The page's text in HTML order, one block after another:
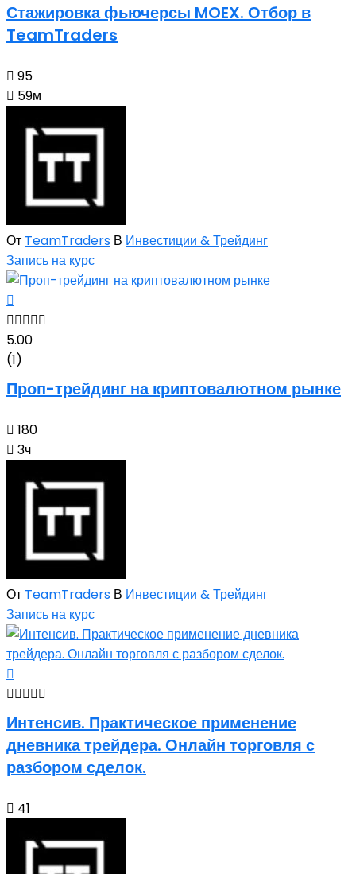
Стажировка фьючерсы MOEX. Отбор в
TeamTraders
95
59м
От TeamTraders В Инвестиции & Трейдинг
Запись на курс
5.00
(1)
Проп-трейдинг на криптовалютном рынке
180
3ч
От TeamTraders В Инвестиции & Трейдинг
Запись на курс
Интенсив. Практическое применение
дневника трейдера. Онлайн торговля с
разбором сделок.
41